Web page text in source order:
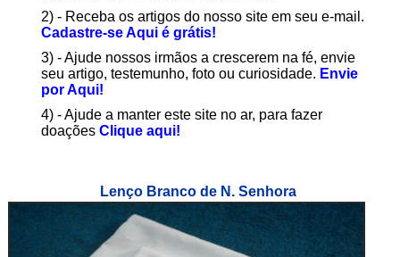
2) - Receba os artigos do nosso site em seu e-mail.
Cadastre-se Aqui é grátis!
3) - Ajude nossos irmãos a crescerem na fé, envie
seu artigo, testemunho, foto ou curiosidade. Envie
por Aqui!
4) - Ajude a manter este site no ar, para fazer
doações Clique aqui!
Lenço Branco de N. Senhora